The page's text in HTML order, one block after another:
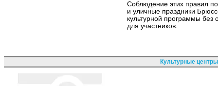
Соблюдение этих правил
и уличные праздники
культурной программы без
для участников.
Культурные